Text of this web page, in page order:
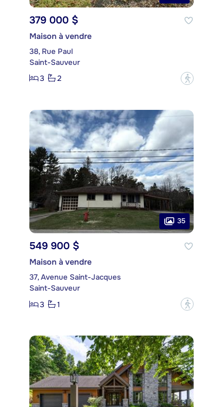
379 000 $
Maison à vendre
38, Rue Paul
Saint-Sauveur
3
2 ?
35
549 900 $
Maison à vendre
37, Avenue Saint-Jacques
Saint-Sauveur
3
1 ?